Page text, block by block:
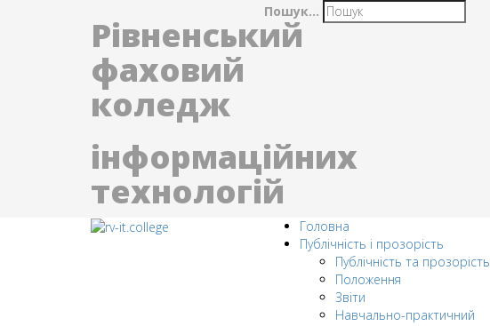
Рівненський
фаховий
коледж
інформаційних
технологій
Пошук...
Головна
Публічність і прозорість
Публічність та прозорість
Положення
Звіти
Навчально-практичний